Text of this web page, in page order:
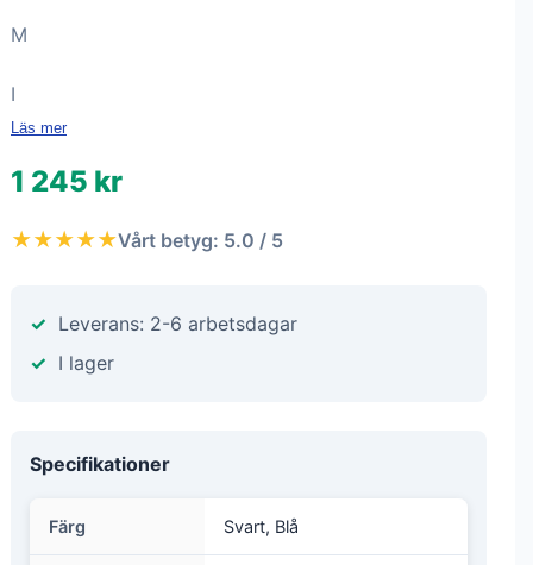
M
I
Läs mer
1 245 kr
★★★★★Vårt betyg: 5.0 / 5
Leverans: 2-6 arbetsdagar
I lager
Specifikationer
Färg Svart, Blå